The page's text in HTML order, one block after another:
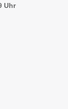
Uhr